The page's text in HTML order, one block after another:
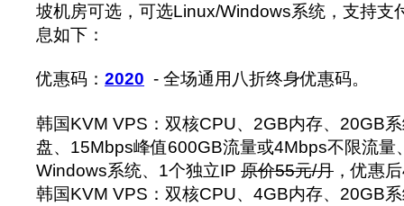
坡机房可选，可选Linux/Windows系统，支持支
息如下：
优惠码： 2020 - 全场通用八折终身优惠码。
韩国KVM VPS：双核CPU、2GB内存、20GB
盘、15Mbps峰值600GB流量或4Mbps不限流量
Windows系统、1个独立IP 原价55元/月 ，优惠
韩国KVM VPS：双核CPU、4GB内存、20GB